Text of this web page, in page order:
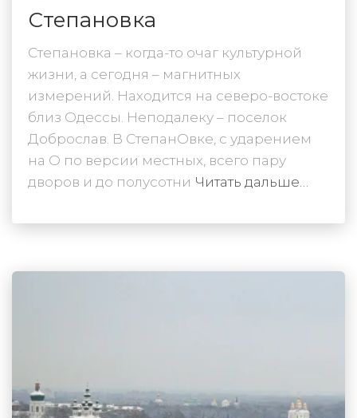
Степановка
Степановка – когда-то очаг культурной
жизни, а сегодня – магнитных
измерений. Находится на северо-востоке
близ Одессы. Неподалеку – поселок
Доброслав. В СтепанОвке, с ударением
на О по версии местных, всего пару
дворов и до полусотни Читать дальше…